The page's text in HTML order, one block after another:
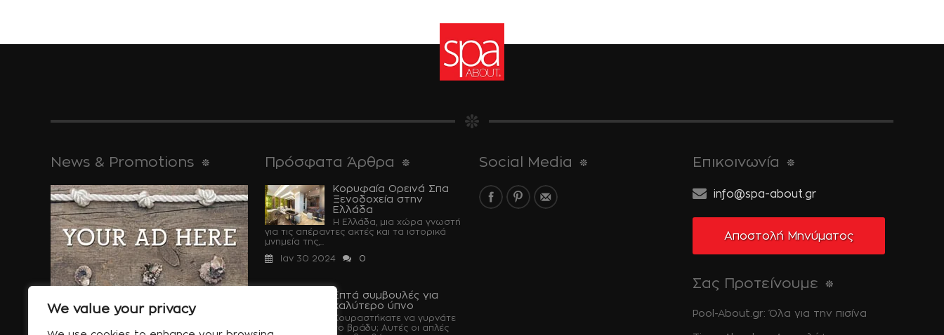
We value your privacy
News & Promotions
Ειδικές Προσφορές
Πρόσφατα Άρθρα
Κορυφαία Ορεινά Σπα
Ξενοδοχεία στην
Ελλάδα
Η Ελλάδα, μια χώρα γνωστή
για τις απέραντες ακτές και τα ιστορικά
μνημεία της,...
Ιαν 30 2024
0
Επτά συμβουλές για
καλύτερο ύπνο
Κουραστήκατε να γυρνάτε
το βράδυ; Αυτές οι απλές
Social Media Επικοινωνία
info@spa-about.gr
Αποστολή Μηνύματος
Σας Προτείνουμε
Pool-About.gr: Όλα για την πισίνα